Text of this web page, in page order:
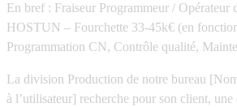
En bref : Fraiseur Programmeur /
HOSTUN – Fourchette 33-45k€ (en
Programmation CN, Contrôle qualité,
La division Production de notre bureau
à l’utilisateur] recherche pour son client, une